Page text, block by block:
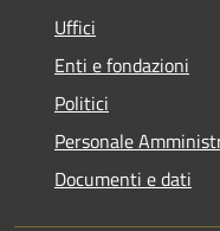
Uffici
Enti e fondazioni
Politici
Personale
Documenti e dati